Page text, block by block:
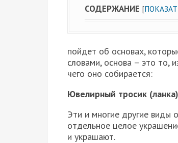
СОДЕРЖАНИЕ [
пойдет об основах,
словами, основа – это то,
чего оно собирается:
Ювелирный тросик (ланка)
Эти и многие другие виды
отдельное целое
и украшают.